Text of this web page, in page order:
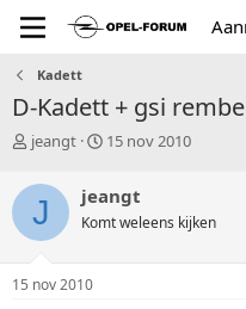
Kadett
D-Kadett + gsi
T
p
c
s
a
jeangt
S
r
t
a
15 nov 2010
J jeangt
Komt weleens kijken
15 nov 2010